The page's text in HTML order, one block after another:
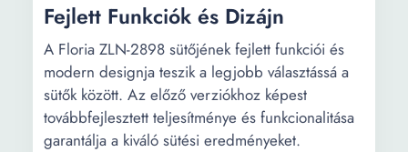
Fejlett Funkciók és Dizájn
A Floria ZLN-2898 sütőjének fejlett funkciói és
modern designja teszik a legjobb választássá a
sütők között. Az előző verziókhoz képest
továbbfejlesztett teljesítménye és funkcionalitása
garantálja a kiváló sütési eredményeket.